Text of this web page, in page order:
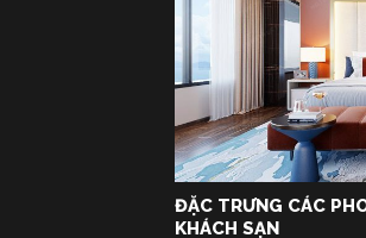
ĐẶC TRƯNG CÁC
KHÁCH SẠN